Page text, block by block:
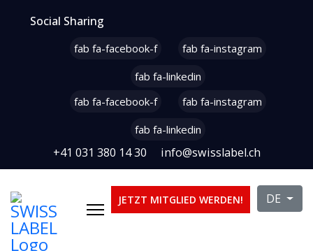
Social Sharing
fab fa-facebook-f
fab fa-instagram
fab fa-linkedin
fab fa-facebook-f
fab fa-instagram
fab fa-linkedin
+41 031 380 14 30 info@swisslabel.ch
JETZT MITGLIED WERDEN! DE